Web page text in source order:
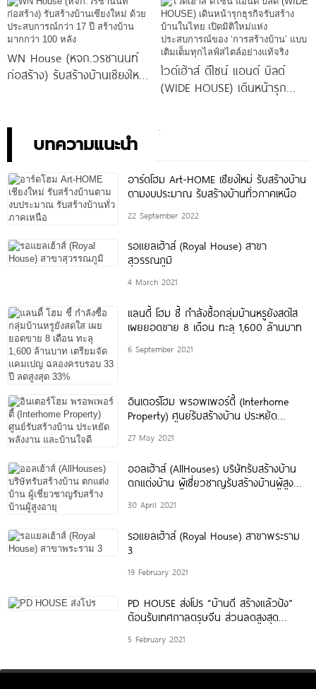
ก่อสร้างแบบครบวงจร
WN House (หจก.วรชานนท์
ก่อสร้าง) รับสร้างบ้านเชียงใหม่
ไวด์เฮ้าส์ ดีไซน์ แอนด์ บิลด์
(WIDE HOUSE) เดินหน้ารุก
บทความแนะนำ
อาร์ดโฮม Art-HOME เชียงใหม่ รับสร้างบ้าน
ตามงบประมาณ รับสร้างบ้านทั่วภาคเหนือ
22 September 2022
รอแยลเฮ้าส์ (Royal House) สาขา
สุวรรณภูมิ
4 March 2021
แลนดี้ โฮม ชี้ กำลังซื้อกลุ่มบ้านหรูยังสดใส
เผยยอดขาย 8 เดือน ทะลุ 1,600 ล้านบาท
6 September 2021
อินเตอร์โฮม พรอพเพอร์ตี้ (Interhome
Property) ศูนย์รับสร้างบ้าน ประหยัด
27 May 2021
ออลเฮ้าส์ (AllHouses) บริษัทรับสร้างบ้าน
ตกแต่งบ้าน ผู้เชี่ยวชาญรับสร้างบ้านผู้สูง
30 April 2021
รอแยลเฮ้าส์ (Royal House) สาขาพระราม
3
19 February 2021
PD HOUSE ส่งโปร “บ้านดี สร้างแล้วปัง”
ต้อนรับเทศกาลตรุษจีน ส่วนลดสูงสุด
5 February 2021